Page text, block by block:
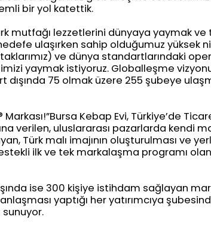
bir yol katettik.
mutfağı lezzetlerini dünyaya yaymak ve
ulaşırken sahip olduğumuz yüksek
ve dünya standartlarındaki
yaymak istiyoruz. Globalleşme
dışında 75 olmak üzere 255 şubeye
Markası!”Bursa Kebap Evi, Türkiye’de
verilen, uluslararası pazarlarda kendi
Türk malı imajının oluşturulması ve
ilk ve tek markalaşma programı olan
ise 300 kişiye istihdam sağlayan
yaptığı her yatırımcıya